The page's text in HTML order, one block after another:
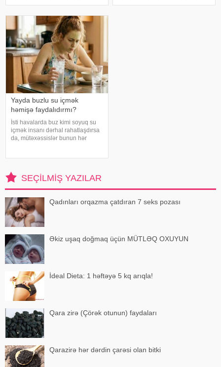
rejimdə istifadə edildikdə zehni
artıq oynanılması fiziki və psixoloji
problemlərə səbəb ola bilər
Yayda buzlu su içmək
həmişə faydalıdırmı?
İsti havalarda buz kimi soyuq su
içmək insanı dərhal rahatlaşdırsa
da, mütəxəssislər bunun hər
SEÇILMIŞ YAZILAR
Qadınları orqazma çatdıran 7 seks pozası
Əkiz uşaq doğmaq üçün MÜTLƏQ OXUYUN
İdeal Dieta: 1 həftəyə 5 kq arıqla!
Qara zirə (Çörək otunun) faydaları
Qarazirə hər dərdin çarəsi olan bitki